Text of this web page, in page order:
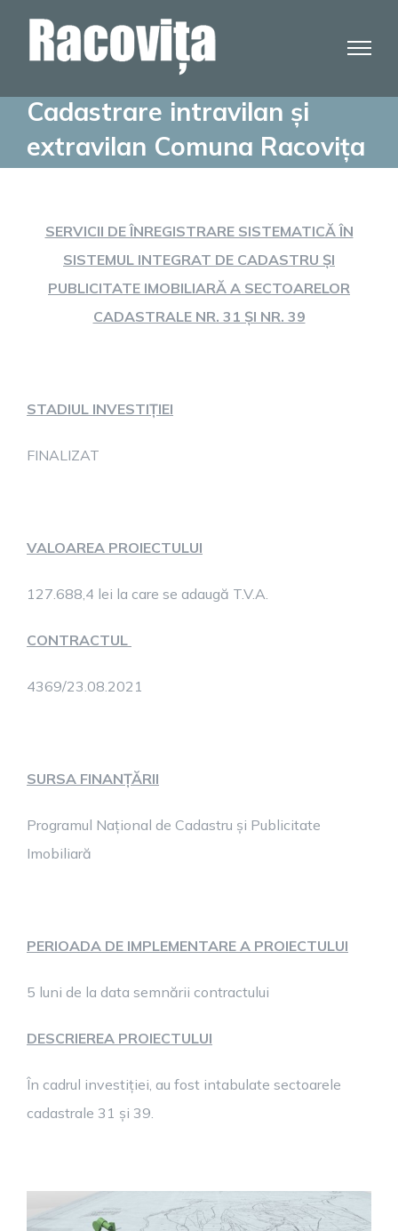
Cadastrare intravilan și
extravilan Comuna Racovița
SERVICII DE ÎNREGISTRARE SISTEMATICĂ ÎN
SISTEMUL INTEGRAT DE CADASTRU ȘI
PUBLICITATE IMOBILIARĂ A SECTOARELOR
CADASTRALE NR. 31 ȘI NR. 39
STADIUL INVESTIȚIEI
FINALIZAT
VALOAREA PROIECTULUI
127.688,4 lei la care se adaugă T.V.A.
CONTRACTUL
4369/23.08.2021
SURSA FINANȚĂRII
Programul Național de Cadastru și Publicitate
Imobiliară
PERIOADA DE IMPLEMENTARE A PROIECTULUI
5 luni de la data semnării contractului
DESCRIEREA PROIECTULUI
În cadrul investiției, au fost intabulate sectoarele
cadastrale 31 și 39.